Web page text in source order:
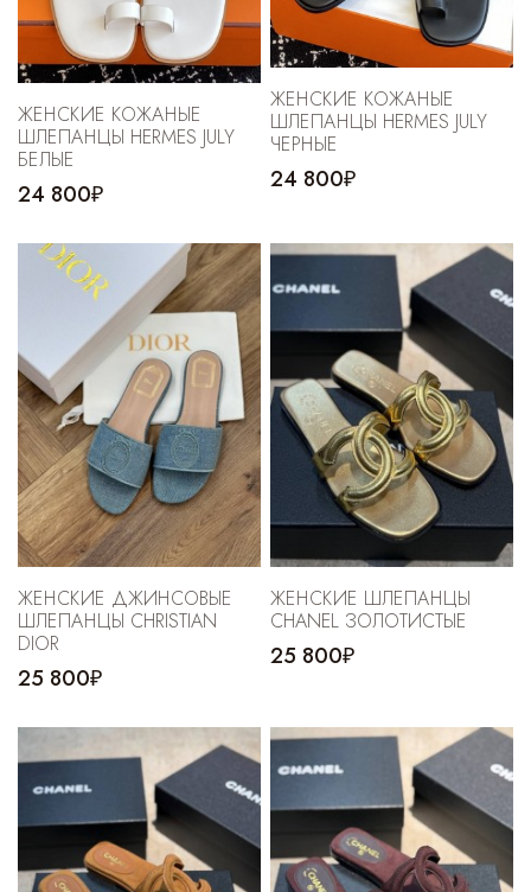
ЖЕНСКИЕ КОЖАНЫЕ
ШЛЕПАНЦЫ HERMES JULY
БЕЛЫЕ
24 800₽
ЖЕНСКИЕ КОЖАНЫЕ
ШЛЕПАНЦЫ HERMES JULY
ЧЕРНЫЕ
24 800₽
ЖЕНСКИЕ ДЖИНСОВЫЕ
ШЛЕПАНЦЫ CHRISTIAN
DIOR
25 800₽
ЖЕНСКИЕ ШЛЕПАНЦЫ
CHANEL ЗОЛОТИСТЫЕ
25 800₽